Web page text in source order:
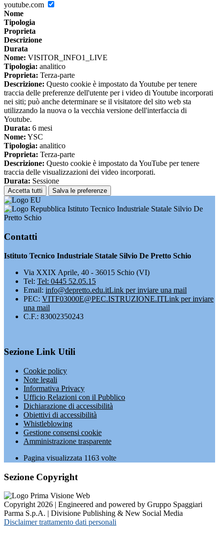
youtube.com
Nome
Tipologia
Proprieta
Descrizione
Durata
Nome: VISITOR_INFO1_LIVE
Tipologia: analitico
Proprieta: Terza-parte
Descrizione: Questo cookie è impostato da Youtube per tenere
traccia delle preferenze dell'utente per i video di Youtube incorporati
nei siti; può anche determinare se il visitatore del sito web sta
utilizzando la nuova o la vecchia versione dell'interfaccia di
Youtube.
Durata: 6 mesi
Nome: YSC
Tipologia: analitico
Proprieta: Terza-parte
Descrizione: Questo cookie è impostato da YouTube per tenere
traccia delle visualizzazioni dei video incorporati.
Durata: Sessione
Accetta tutti Salva le preferenze
Istituto Tecnico Industriale Statale Silvio De
Pretto Schio
Contatti
Istituto Tecnico Industriale Statale Silvio De Pretto Schio
Via XXIX Aprile, 40 - 36015 Schio (VI)
Tel: Tel: 0445 52.05.15
Email: info@depretto.edu.itLink per inviare una mail
PEC: VITF03000E@PEC.ISTRUZIONE.ITLink per inviare
una mail
C.F.: 83002350243
Sezione Link Utili
Cookie policy
Note legali
Informativa Privacy
Ufficio Relazioni con il Pubblico
Dichiarazione di accessibilità
Obiettivi di accessibilità
Whistleblowing
Gestione consensi cookie
Amministrazione trasparente
Pagina visualizzata 1163 volte
Sezione Copyright
Copyright 2026 | Engineered and powered by Gruppo Spaggiari
Parma S.p.A. | Divisione Publishing & New Social Media
Disclaimer trattamento dati personali